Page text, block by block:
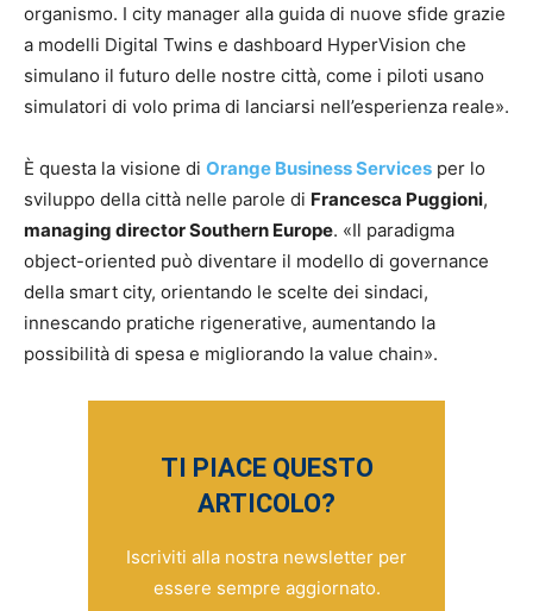
organismo. I city manager alla guida di nuove sfide grazie
a modelli Digital Twins e dashboard HyperVision che
simulano il futuro delle nostre città, come i piloti usano
simulatori di volo prima di lanciarsi nell’esperienza reale».
È questa la visione di Orange Business Services per lo
sviluppo della città nelle parole di Francesca Puggioni,
managing director Southern Europe. «Il paradigma
object-oriented può diventare il modello di governance
della smart city, orientando le scelte dei sindaci,
innescando pratiche rigenerative, aumentando la
possibilità di spesa e migliorando la value chain».
TI PIACE QUESTO
ARTICOLO?
Iscriviti alla nostra newsletter per
essere sempre aggiornato.